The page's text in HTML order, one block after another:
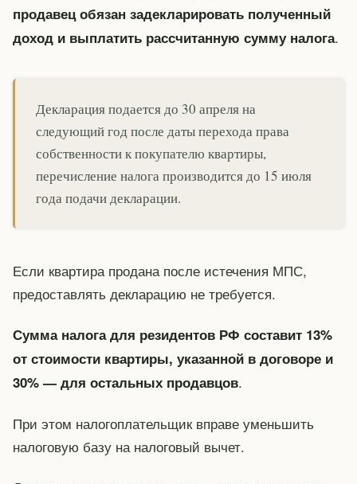
продавец обязан задекларировать полученный
доход и выплатить рассчитанную сумму налога.
Декларация подается до 30 апреля на
следующий год после даты перехода права
собственности к покупателю квартиры,
перечисление налога производится до 15 июля
года подачи декларации.
Если квартира продана после истечения МПС,
предоставлять декларацию не требуется.
Сумма налога для резидентов РФ составит 13%
от стоимости квартиры, указанной в договоре и
30% — для остальных продавцов.
При этом налогоплательщик вправе уменьшить
налоговую базу на налоговый вычет.